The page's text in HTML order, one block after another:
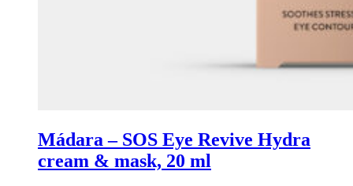
Mádara – SOS Eye Revive Hydra
cream & mask, 20 ml